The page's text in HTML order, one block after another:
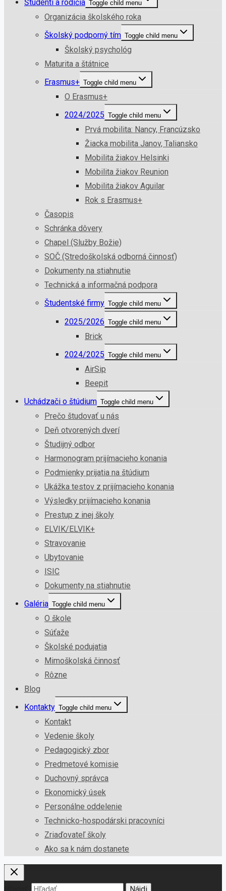
Študenti a rodičia Toggle child menu
Organizácia školského roka
Školský podporný tím Toggle child menu
Školský psychológ
Maturita a štátnice
Erasmus+ Toggle child menu
O Erasmus+
2024/2025 Toggle child menu
Prvá mobilita: Nancy, Francúzsko
Žiacka mobilita Janov, Taliansko
Mobilita žiakov Helsinki
Mobilita žiakov Reunion
Mobilita žiakov Aguilar
Rok s Erasmus+
Časopis
Schránka dôvery
Chapel (Služby Božie)
SOČ (Stredoškolská odborná činnosť)
Dokumenty na stiahnutie
Technická a informačná podpora
Študentské firmy Toggle child menu
2025/2026 Toggle child menu
Brick
2024/2025 Toggle child menu
AirSip
Beepit
Uchádzači o štúdium Toggle child menu
Prečo študovať u nás
Deň otvorených dverí
Študijný odbor
Harmonogram prijímacieho konania
Podmienky prijatia na štúdium
Ukážka testov z prijímacieho konania
Výsledky prijímacieho konania
Prestup z inej školy
ELVIK/ELVIK+
Stravovanie
Ubytovanie
ISIC
Dokumenty na stiahnutie
Galéria Toggle child menu
O škole
Súťaže
Školské podujatia
Mimoškolská činnosť
Rôzne
Blog
Kontakty Toggle child menu
Kontakt
Vedenie školy
Pedagogický zbor
Predmetové komisie
Duchovný správca
Ekonomický úsek
Personálne oddelenie
Technicko-hospodárski pracovníci
Zriaďovateľ školy
Ako sa k nám dostanete